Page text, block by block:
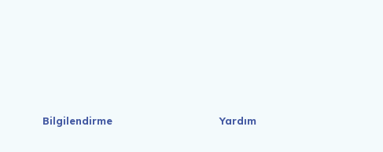
Bilgilendirme Yardım